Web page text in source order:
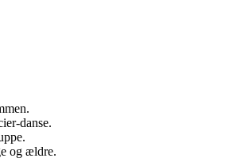
danse.
og ældre.